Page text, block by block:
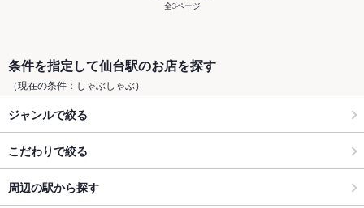
全3ページ
条件を指定して仙台駅のお店を探す
（現在の条件：しゃぶしゃぶ）
ジャンルで絞る
こだわりで絞る
周辺の駅から探す